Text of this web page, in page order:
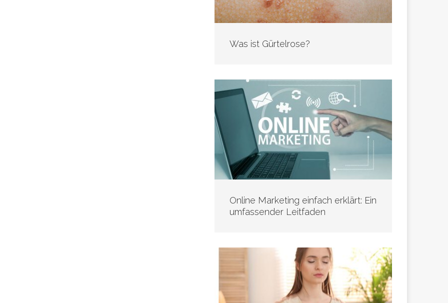
Was ist Gürtelrose?
Online Marketing einfach erklärt: Ein
umfassender Leitfaden